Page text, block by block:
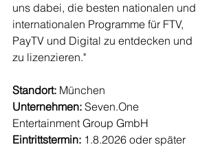
uns dabei, die besten nationalen und
internationalen Programme für FTV,
PayTV und Digital zu entdecken und
zu lizenzieren."
Standort: München
Unternehmen: Seven.One
Entertainment Group GmbH
Eintrittstermin: 1.8.2026 oder später